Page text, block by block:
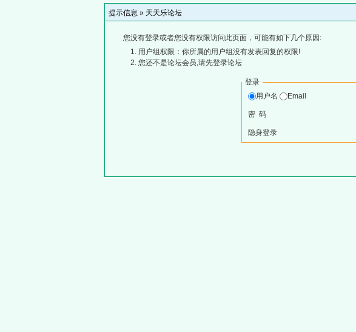
提示信息 » 天天乐论坛
您没有登录或者您没有权限访问此页面，可能有如下几个原因:
用户组权限：你所属的用户组没有发表回复的权限!
您还不是论坛会员,请先登录论坛
登录
用户名
Email
密 码
隐身登录